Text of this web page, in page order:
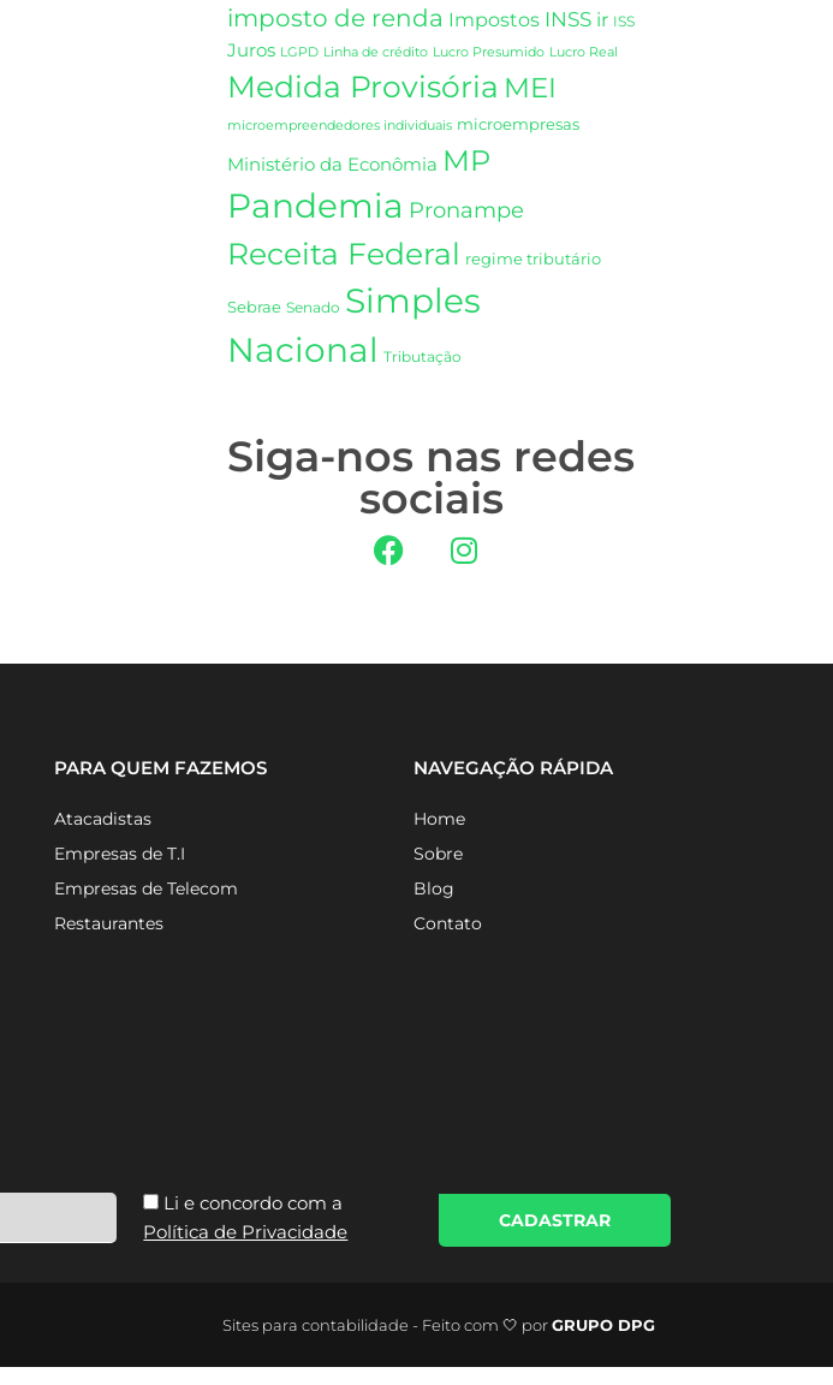
imposto de renda Impostos INSS ir ISS
Juros LGPD Linha de crédito Lucro Presumido Lucro Real
Medida Provisória MEI
microempreendedores individuais microempresas
Ministério da Econômia MP
Pandemia Pronampe
Receita Federal regime tributário
Sebrae Senado Simples
Nacional Tributação
Siga-nos nas redes
sociais
PARA QUEM FAZEMOS
Atacadistas
Empresas de T.I
Empresas de Telecom
Restaurantes
NAVEGAÇÃO RÁPIDA
Home
Sobre
Blog
Contato
Li e concordo com a
Política de Privacidade
CADASTRAR
Sites para contabilidade - Feito com 🤍 porGRUPO DPG